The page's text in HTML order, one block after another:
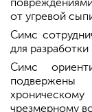
от угревой
Симс
для
Симс
подвержены
чрезмерному